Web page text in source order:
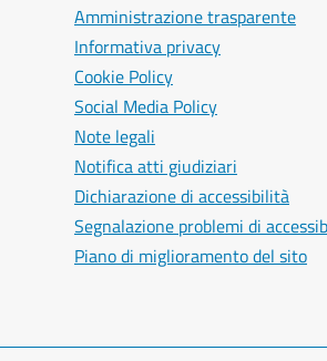
Amministrazione trasparente
Informativa privacy
Cookie Policy
Social Media Policy
Note legali
Notifica atti giudiziari
Dichiarazione di accessibilità
Segnalazione problemi di
Piano di miglioramento del sito